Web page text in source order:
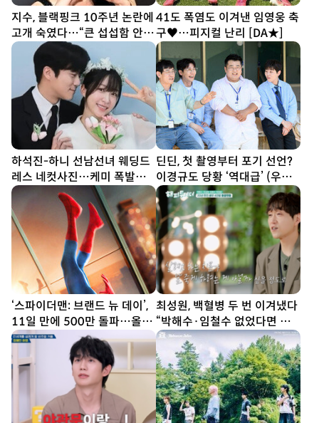
지수, 블랙핑크 10주년 논란에
고개 숙였다…“큰 섭섭함 안겨
미안해” [SD톡톡]
41도 폭염도 이겨낸 임영웅 축
구♥…피지컬 난리 [DA★]
하석진-하니 선남선녀 웨딩드
레스 네컷사진…케미 폭발
[DA★]
딘딘, 첫 촬영부터 포기 선언?
이경규도 당황 ‘역대급’ (우리
동네 전성시대)
‘스파이더맨: 브랜드 뉴 데이’,
11일 만에 500만 돌파…올해
최단 기록
최성원, 백혈병 두 번 이겨냈다
“박해수·임철수 없었다면 텅
빈 삶”